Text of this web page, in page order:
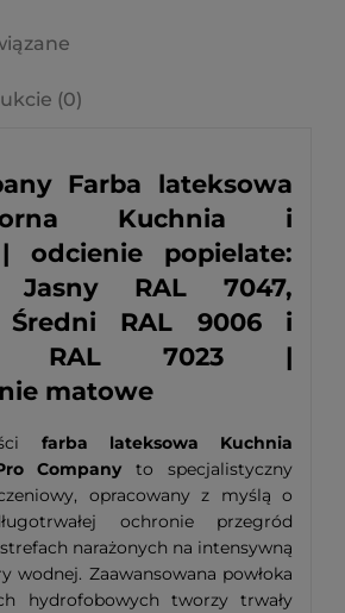
(0)
Farba lateksowa
Kuchnia i
odcienie popielate:
Jasny RAL 7047,
Średni RAL 9006 i
RAL 7023 |
matowe
farba lateksowa Kuchnia
Companyto specjalistyczny
opracowany z myślą o
ochronie przegród
narażonych na intensywną
wodnej. Zaawansowana powłoka
hydrofobowych tworzy trwały